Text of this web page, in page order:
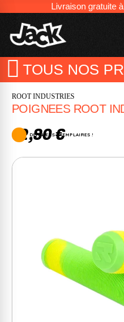
Livraison gratuite
TOUS NOS
ROOT INDUSTRIES
POIGNEES ROOT
12,90 €
DERNIERS EXEMPLAIRES !